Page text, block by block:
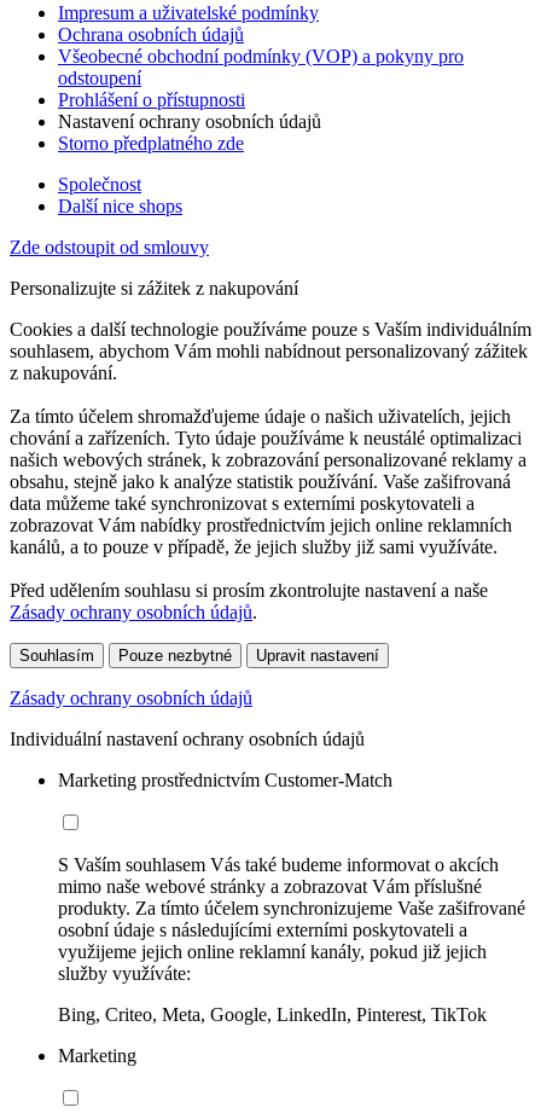
Impresum a uživatelské podmínky
Ochrana osobních údajů
Všeobecné obchodní podmínky (VOP) a pokyny pro
odstoupení
Prohlášení o přístupnosti
Nastavení ochrany osobních údajů
Storno předplatného zde
Společnost
Další nice shops
Zde odstoupit od smlouvy
Personalizujte si zážitek z nakupování
Cookies a další technologie používáme pouze s Vaším individuálním
souhlasem, abychom Vám mohli nabídnout personalizovaný zážitek
z nakupování.
Za tímto účelem shromažďujeme údaje o našich uživatelích, jejich
chování a zařízeních. Tyto údaje používáme k neustálé optimalizaci
našich webových stránek, k zobrazování personalizované reklamy a
obsahu, stejně jako k analýze statistik používání. Vaše zašifrovaná
data můžeme také synchronizovat s externími poskytovateli a
zobrazovat Vám nabídky prostřednictvím jejich online reklamních
kanálů, a to pouze v případě, že jejich služby již sami využíváte.
Před udělením souhlasu si prosím zkontrolujte nastavení a naše
Zásady ochrany osobních údajů.
Souhlasím Pouze nezbytné Upravit nastavení
Zásady ochrany osobních údajů
Individuální nastavení ochrany osobních údajů
Marketing prostřednictvím Customer-Match
S Vaším souhlasem Vás také budeme informovat o akcích
mimo naše webové stránky a zobrazovat Vám příslušné
produkty. Za tímto účelem synchronizujeme Vaše zašifrované
osobní údaje s následujícími externími poskytovateli a
využijeme jejich online reklamní kanály, pokud již jejich
služby využíváte:
Bing, Criteo, Meta, Google, LinkedIn, Pinterest, TikTok
Marketing